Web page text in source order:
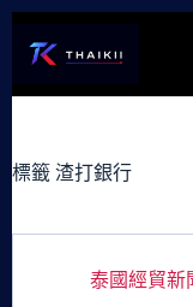
容
標籤 渣打銀行
泰國經貿新